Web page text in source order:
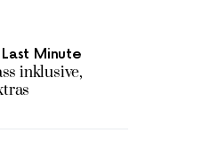
Minute
inklusive,